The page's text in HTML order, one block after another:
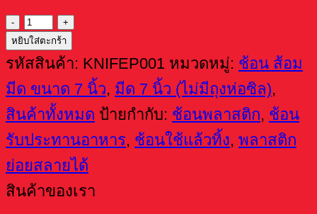
จำนวน
มีด
พลาสติก
ย่อย
สลาย
ได้
สีชมพู
(แพ็ค
หยิบใส่ตะกร้า
รหัสสินค้า: KNIFEP001 หมวดหมู่: ช้อน ส้อม
มีด ขนาด 7 นิ้ว, มีด 7 นิ้ว (ไม่มีถุงห่อซิล),
สินค้าทั้งหมด ป้ายกำกับ: ช้อนพลาสติก, ช้อน
รับประทานอาหาร, ช้อนใช้แล้วทิ้ง, พลาสติก
ย่อยสลายได้
สินค้าของเรา